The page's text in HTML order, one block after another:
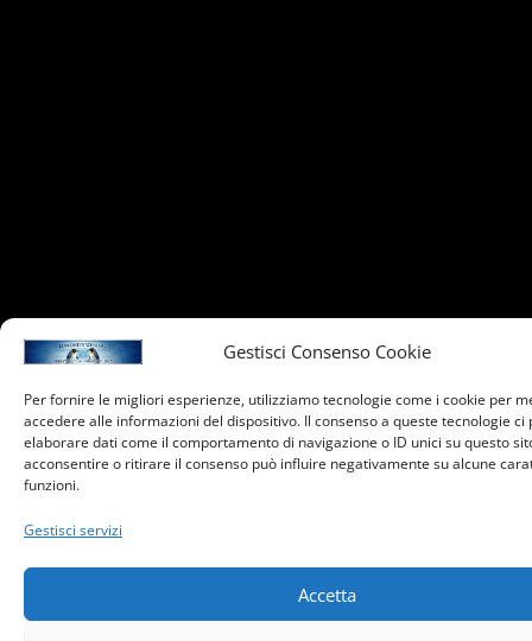
Gestisci Consenso Cookie
Per fornire le migliori esperienze, utilizziamo tecnologie come i cookie per
accedere alle informazioni del dispositivo. Il consenso a queste tecnologie
elaborare dati come il comportamento di navigazione o ID unici su questo
acconsentire o ritirare il consenso può influire negativamente su alcune
funzioni.
Gestisci servizi
Accetta